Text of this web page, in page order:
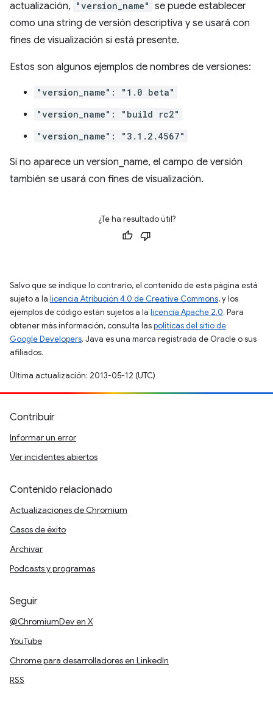
actualización, "version_name" se puede establecer
como una string de versión descriptiva y se usará con
fines de visualización si está presente.
Estos son algunos ejemplos de nombres de versiones:
"version_name": "1.0 beta"
"version_name": "build rc2"
"version_name": "3.1.2.4567"
Si no aparece un version_name, el campo de versión
también se usará con fines de visualización.
¿Te ha resultado útil?
Salvo que se indique lo contrario, el contenido de esta página está
sujeto a la licencia Atribución 4.0 de Creative Commons, y los
ejemplos de código están sujetos a la licencia Apache 2.0. Para
obtener más información, consulta laspolíticas del sitio de
Google Developers. Java es una marca registrada de Oracle o sus
afiliados.
Última actualización: 2013-05-12 (UTC)
Contribuir
Informar un error
Ver incidentes abiertos
Contenido relacionado
Actualizaciones de Chromium
Casos de éxito
Archivar
Podcasts y programas
Seguir
@ChromiumDev en X
YouTube
Chrome para desarrolladores en LinkedIn
RSS